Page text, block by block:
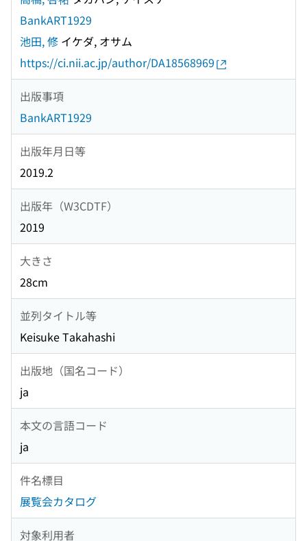
BankART1929
池田, 修 イケダ, オサム
https://ci.nii.ac.jp/author/DA18568969
出版事項
BankART1929
出版年月日等
2019.2
出版年（W3CDTF）
2019
大きさ
28cm
並列タイトル等
Keisuke Takahashi
出版地（国名コード）
ja
本文の言語コード
ja
件名標目
展覧会カタログ
対象利用者